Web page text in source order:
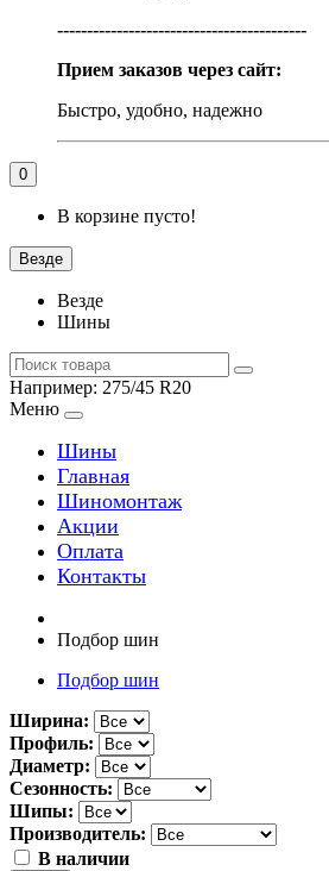
------------------------------------------
Прием заказов через сайт:
Быстро, удобно, надежно
0
В корзине пусто!
Везде
Везде
Шины
Например: 275/45 R20
Меню
Шины
Главная
Шиномонтаж
Акции
Оплата
Контакты
Подбор шин
Подбор шин
Ширина:
Профиль:
Диаметр:
Сезонность:
Шипы:
Производитель:
В наличии